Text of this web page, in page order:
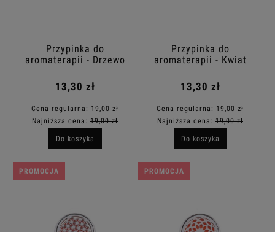
Przypinka do
aromaterapii - Drzewo
13,30 zł
Cena regularna: 19,00 zł
Najniższa cena: 19,00 zł
Do koszyka
Przypinka do
aromaterapii - Kwiat
13,30 zł
Cena regularna: 19,00 zł
Najniższa cena: 19,00 zł
Do koszyka
PROMOCJA PROMOCJA